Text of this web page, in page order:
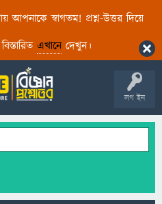
আপনাকে স্বাগতম! প্রশ্ন-উত্তর দিয়ে
এখানেদেখুন।
লগ ইন